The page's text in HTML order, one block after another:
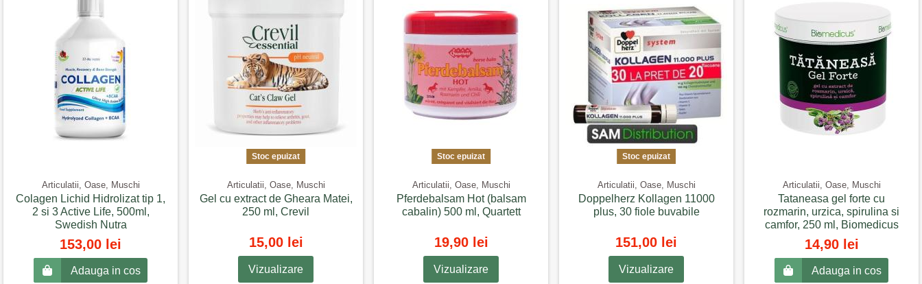
Articulatii, Oase, Muschi
Colagen Lichid Hidrolizat tip 1,
2 si 3 Active Life, 500ml,
Swedish Nutra
153,00 lei
Adauga in cos
Stoc epuizat
Articulatii, Oase, Muschi
Gel cu extract de Gheara Matei,
250 ml, Crevil
15,00 lei
Vizualizare
Stoc epuizat
Articulatii, Oase, Muschi
Pferdebalsam Hot (balsam
cabalin) 500 ml, Quartett
19,90 lei
Vizualizare
Stoc epuizat
Articulatii, Oase, Muschi
Doppelherz Kollagen 11000
plus, 30 fiole buvabile
151,00 lei
Vizualizare
Articulatii, Oase, Muschi
Tataneasa gel forte cu
rozmarin, urzica, spirulina si
camfor, 250 ml, Biomedicus
14,90 lei
Adauga in cos